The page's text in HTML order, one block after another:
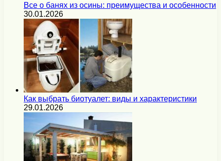
Все о банях из осины: преимущества и особенности
30.01.2026
Как выбрать биотуалет: виды и характеристики
29.01.2026